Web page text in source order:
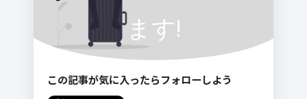
ます!
この記事が気に入ったらフォローしよう